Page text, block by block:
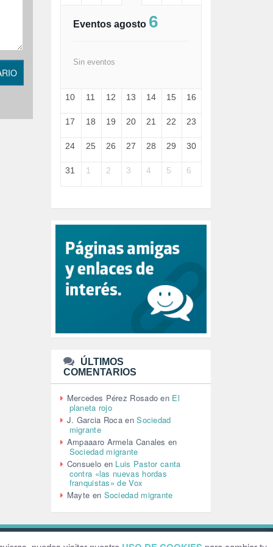
FELICIDAD (1)
FRANCISCO (5)
HUGO ZÁRATE (30)
I A (2)
INDEPENDENCIA (15)
INTELIGENCIA ARTIFICIAL (1)
JANE GOODDALL (1)
JAZZ (1)
JÓVENES (28)
JUSTICIA (13)
LEÓN XIV (5)
LGTBI (1)
MEMORIA HISTÓRICA (232)
MONARQUÍA (26)
NATURALEZA (1)
PALESTINA (8)
PARTICIPACIÓN CIUDADANA (392)
PAZ (2)
PENSIONES (12)
PEPE MUJICA (2)
PESCADORES (1)
POBREZA (2)
POLÍTICA INTERNACIONAL (366)
POLÍTICA VALENCIA (357)
Eventos agosto 6
Sin eventos
10 11 12 13 14 15 16
17 18 19 20 21 22 23
24 25 26 27 28 29 30
31 1 2 3 4 5 6
ÚLTIMOS
COMENTARIOS
Mercedes Pérez Rosado en El
planeta rojo
J. Garcia Roca enSociedad
migrante
Ampaaaro Armela Canales en
Sociedad migrante
Consuelo en Luis Pastor canta
contra «las nuevas hordas
franquistas» de Vox
Mayte en Sociedad migrante